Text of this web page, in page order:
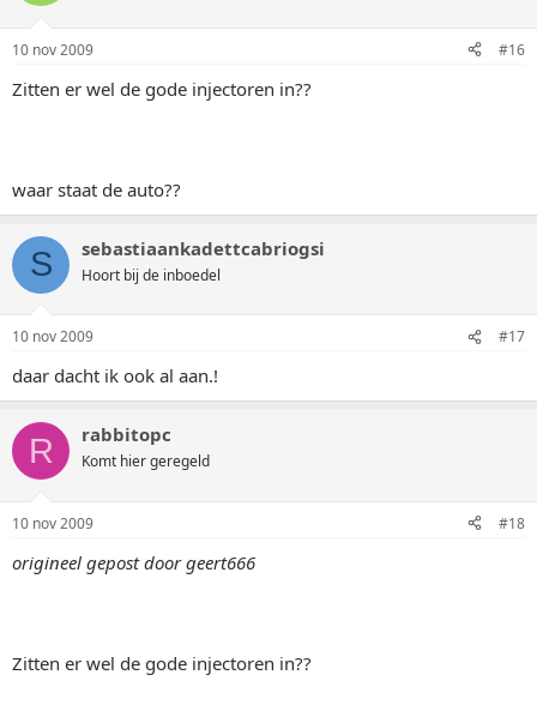
10 nov 2009 #16
Zitten er wel de gode injectoren in??
waar staat de auto??
S sebastiaankadettcabriogsi
Hoort bij de inboedel
10 nov 2009 #17
daar dacht ik ook al aan.!
R rabbitopc
Komt hier geregeld
10 nov 2009 #18
origineel gepost door geert666
Zitten er wel de gode injectoren in??